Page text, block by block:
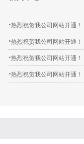
·热烈祝贺我公司网站开通！
·热烈祝贺我公司网站开通！
·热烈祝贺我公司网站开通！
·热烈祝贺我公司网站开通！